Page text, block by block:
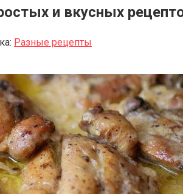
и вкусных
Разные рецепты